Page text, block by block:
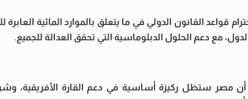
قواعد القانون الدولي في ما يتعلق بالموارد المائية
مع دعم الحلول الدبلوماسية التي تحقق العدالة للجميع.
أن مصر ستظل ركيزة أساسية في دعم القارة الأفريقية،